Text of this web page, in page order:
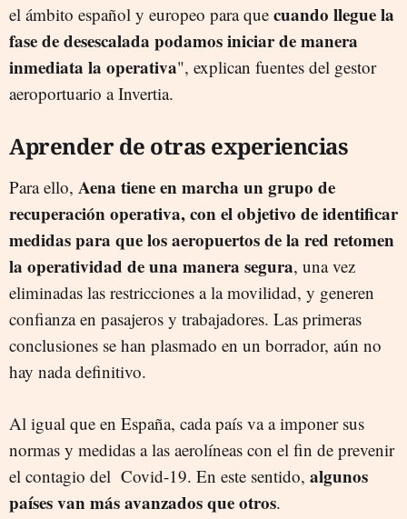
el ámbito español y europeo para que cuando llegue la
fase de desescalada podamos iniciar de manera
inmediata la operativa", explican fuentes del gestor
aeroportuario a Invertia.
Aprender de otras experiencias
Para ello, Aena tiene en marcha un grupo de
recuperación operativa, con el objetivo de identificar
medidas para que los aeropuertos de la red retomen
la operatividad de una manera segura, una vez
eliminadas las restricciones a la movilidad, y generen
confianza en pasajeros y trabajadores. Las primeras
conclusiones se han plasmado en un borrador, aún no
hay nada definitivo.
Al igual que en España, cada país va a imponer sus
normas y medidas a las aerolíneas con el fin de prevenir
el contagio del Covid-19. En este sentido, algunos
países van más avanzados que otros.